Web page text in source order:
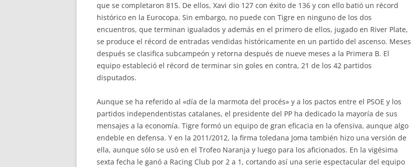
que se completaron 815. De ellos, Xavi dio 127 con éxito de 136 y con ello batió un récord
histórico en la Eurocopa. Sin embargo, no puede con Tigre en ninguno de los dos
encuentros, que terminan igualados y además en el primero de ellos, jugado en River Plate,
se produce el récord de entradas vendidas históricamente en un partido del ascenso. Meses
después se clasifica subcampeón y retorna después de nueve meses a la Primera B. El
equipo estableció el récord de terminar sin goles en contra, 21 de los 42 partidos
disputados.
Aunque se ha referido al «día de la marmota del procés» y a los pactos entre el PSOE y los
partidos independentistas catalanes, el presidente del PP ha dedicado la mayoría de sus
mensajes a la economía. Tigre formó un equipo de gran eficacia en la ofensiva, aunque algo
endeble en defensa. Y en la 2011/2012, la firma toledana Joma también hizo una versión de
ella, aunque sólo se usó en el Trofeo Naranja y luego para los aficionados. En la vigésima
sexta fecha le ganó a Racing Club por 2 a 1, cortando así una serie espectacular del equipo